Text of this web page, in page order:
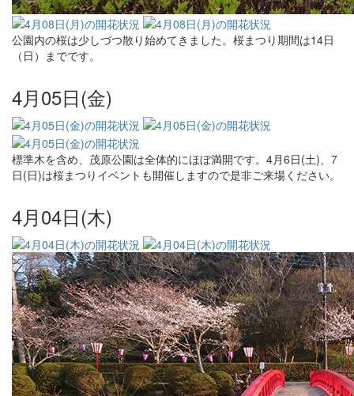
公園内の桜は少しづつ散り始めてきました。桜まつり期間は14日
（日）までです。
4月05日(金)
標準木を含め、茂原公園は全体的にほぼ満開です。4月6日(土)、7
日(日)は桜まつりイベントも開催しますので是非ご来場ください。
4月04日(木)